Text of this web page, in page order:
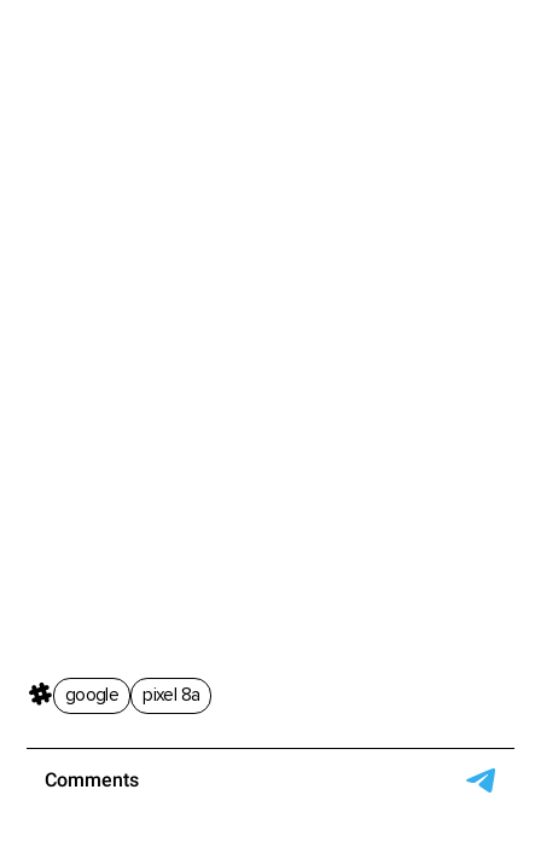
google pixel 8a